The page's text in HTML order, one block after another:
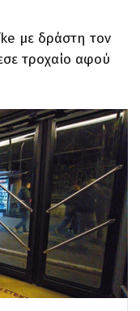
με δράστη τον
τροχαίο αφού